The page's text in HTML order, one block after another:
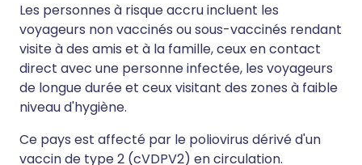
Les personnes à risque accru incluent les
voyageurs non vaccinés ou sous-vaccinés rendant
visite à des amis et à la famille, ceux en contact
direct avec une personne infectée, les voyageurs
de longue durée et ceux visitant des zones à faible
niveau d'hygiène.
Ce pays est affecté par le poliovirus dérivé d'un
vaccin de type 2 (cVDPV2) en circulation.